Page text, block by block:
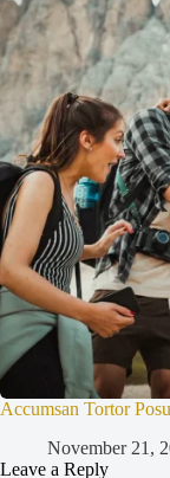
Accumsan Tortor
November 21,
Leave a Reply